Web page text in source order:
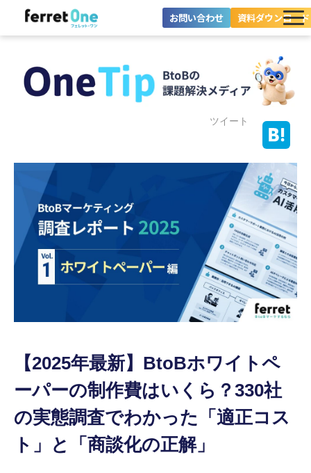
お問い合わせ 資料ダウンロード
ツール・機能一覧
セミナー
お役立ち情報
ツイート
【2025年最新】BtoBホワイトペ
ーパーの制作費はいくら？330社
の実態調査でわかった「適正コス
ト」と「商談化の正解」